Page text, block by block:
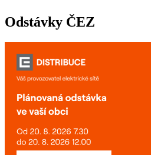
Odstávky ČEZ